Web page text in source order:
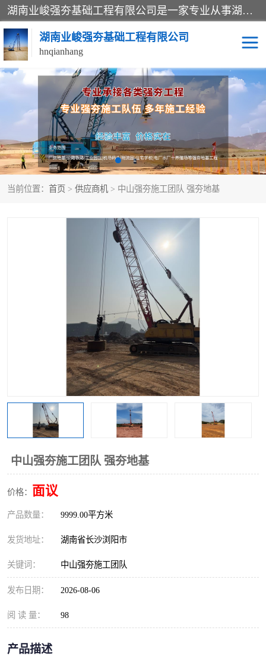
湖南业峻强夯基础工程有限公司是一家专业从事湖南强夯基础工程、强夯机租赁，地基处理的施工单位。业务覆盖：湖南、广东，江西等地。可承接1000KN.m-25000KN.m强夯（置换）工程。公司创始人是国内较早期从事强夯施工的建设者，经过多年的一步一个脚印的发展，在行业内具有较高的度和良好的口碑。
湖南业峻强夯基础工程有限公司
hnqianhang
当前位置： 首页 > 供应商机 > 中山强夯施工团队 强夯地基
中山强夯施工团队 强夯地基
价格： 面议
产品数量： 9999.00平方米
发货地址： 湖南省长沙浏阳市
关键词： 中山强夯施工团队
发布日期： 2026-08-06
阅 读 量： 98
产品描述
强夯施工案例 强夯机租赁
强夯施工工程 强夯施工队伍
强夯队伍